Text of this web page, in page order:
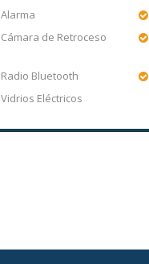
Alarma
Cámara de Retroceso
Radio Bluetooth
Vidrios Eléctricos